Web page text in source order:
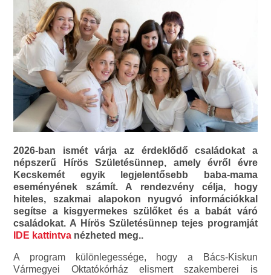
2026-ban ismét várja az érdeklődő családokat a
népszerű Hírös Születésünnep, amely évről évre
Kecskemét egyik legjelentősebb baba-mama
eseményének számít. A rendezvény célja, hogy
hiteles, szakmai alapokon nyugvó információkkal
segítse a kisgyermekes szülőket és a babát váró
családokat. A Hírös Születésünnep tejes programját
IDE kattintva nézheted meg..
A program különlegessége, hogy a
Bács-Kiskun
Vármegyei Oktatókórház elismert szakemberei is